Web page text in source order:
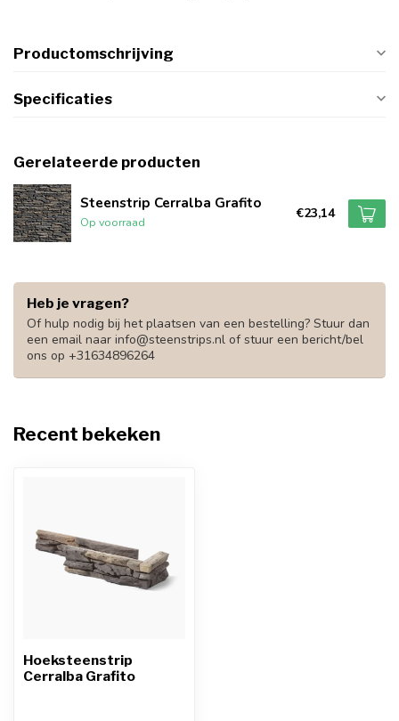
Productomschrijving
Specificaties
Gerelateerde producten
Steenstrip Cerralba Grafito
Op voorraad
€23,14
Heb je vragen?
Of hulp nodig bij het plaatsen van een bestelling? Stuur dan
een email naar info@steenstrips.nl of stuur een bericht/bel
ons op +31634896264
Recent bekeken
Hoeksteenstrip
Cerralba Grafito